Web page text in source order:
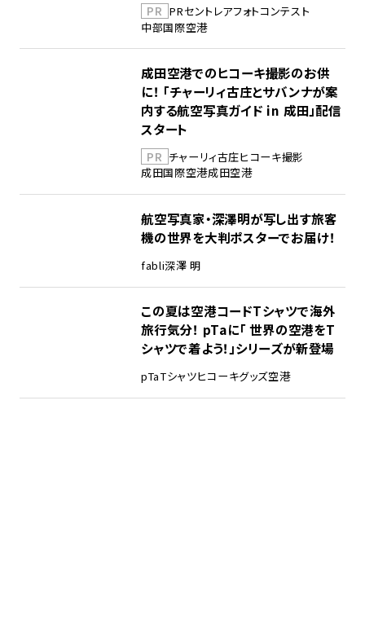
PR PRセントレアフォトコンテスト
中部国際空港
成田空港でのヒコーキ撮影のお供
に！ 「チャーリィ古庄とサバンナが案
内する航空写真ガイド in 成田」配信
スタート
PR チャーリィ古庄ヒコーキ撮影
成田国際空港成田空港
航空写真家・深澤明が写し出す旅客
機の世界を大判ポスターでお届け！
fabli深澤 明
この夏は空港コードTシャツで海外
旅行気分！ pTaに「 世界の空港をT
シャツで着よう！」シリーズが新登場
pTaTシャツヒコーキグッズ空港